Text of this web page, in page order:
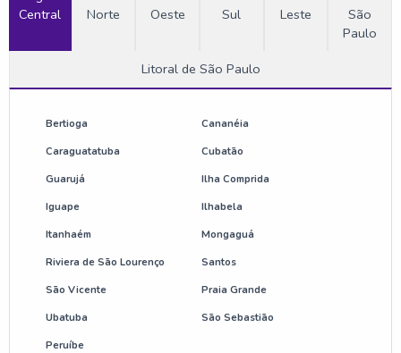
Adesivos de segurança para máquinas
Etiquetas de advertência
Adesivos de alta performance
Adesivos de segurança para equipamentos
Adesivos de segurança para máquinas agrícolas
Central
Norte
Oeste
Sul
Leste
São
Paulo
Litoral de São Paulo
Bertioga Cananéia
Caraguatatuba Cubatão
Guarujá Ilha Comprida
Iguape Ilhabela
Itanhaém Mongaguá
Riviera de São Lourenço Santos
São Vicente Praia Grande
Ubatuba São Sebastião
Peruíbe